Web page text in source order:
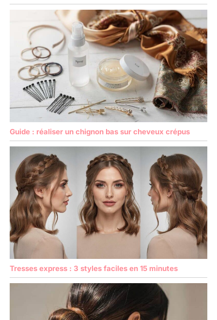
Guide : réaliser un chignon bas sur cheveux crépus
Tresses express : 3 styles faciles en 15 minutes